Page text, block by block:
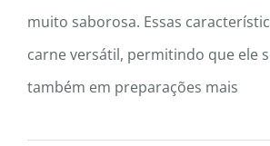
muito saborosa. Essas
carne versátil, permitindo que ele
também em preparações mais